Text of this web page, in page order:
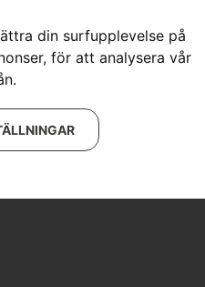
din surfupplevelse på
för att analysera vår